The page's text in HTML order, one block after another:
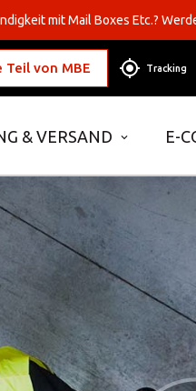
mit Mail Boxes Etc.?
Teil von MBE Tracking
& VERSAND E-